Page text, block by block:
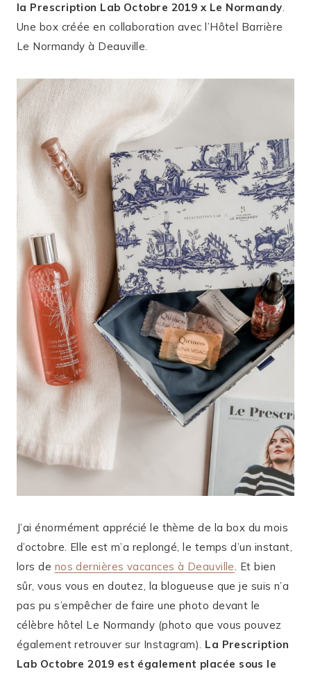
la Prescription Lab Octobre 2019 x Le Normandy.
Une box créée en collaboration avec l’Hôtel Barrière
Le Normandy à Deauville.
J’ai énormément apprécié le thème de la box du mois
d’octobre. Elle est m’a replongé, le temps d’un instant,
lors de nos dernières vacances à Deauville. Et bien
sûr, vous vous en doutez, la blogueuse que je suis n’a
pas pu s’empêcher de faire une photo devant le
célèbre hôtel Le Normandy (photo que vous pouvez
également retrouver sur Instagram). La Prescription
Lab Octobre 2019 est également placée sous le